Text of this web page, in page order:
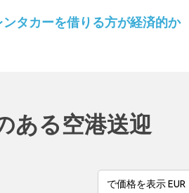
タカーを借りる方が経済的か
ある空港送迎